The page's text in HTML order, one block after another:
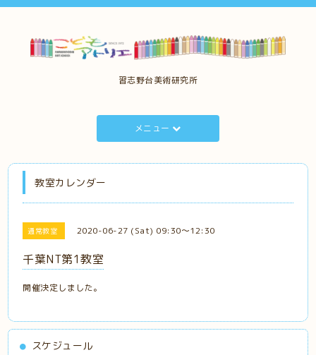
習志野台美術研究所
メニュー
教室カレンダー
通常教室 2020-06-27 (Sat) 09:30～12:30
千葉NT第1教室
開催決定しました。
スケジュール